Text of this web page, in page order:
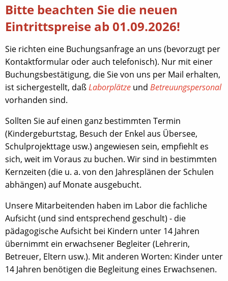
Bitte beachten Sie die neuen
Eintrittspreise ab 01.09.2026!
Sie richten eine Buchungsanfrage an uns (bevorzugt per
Kontaktformular oder auch telefonisch). Nur mit einer
Buchungsbestätigung, die Sie von uns per Mail erhalten,
ist sichergestellt, daßLaborplätze und Betreuungspersonal
vorhanden sind.
Sollten Sie auf einen ganz bestimmten Termin
(Kindergeburtstag, Besuch der Enkel aus Übersee,
Schulprojekttage usw.) angewiesen sein, empfiehlt es
sich, weit im Voraus zu buchen. Wir sind in bestimmten
Kernzeiten (die u. a. von den Jahresplänen der Schulen
abhängen) auf Monate ausgebucht.
Unsere Mitarbeitenden haben im Labor die fachliche
Aufsicht (und sind entsprechend geschult) - die
pädagogische Aufsicht bei Kindern unter 14 Jahren
übernimmt ein erwachsener Begleiter (Lehrerin,
Betreuer, Eltern usw.). Mit anderen Worten: Kinder unter
14 Jahren benötigen die Begleitung eines Erwachsenen.